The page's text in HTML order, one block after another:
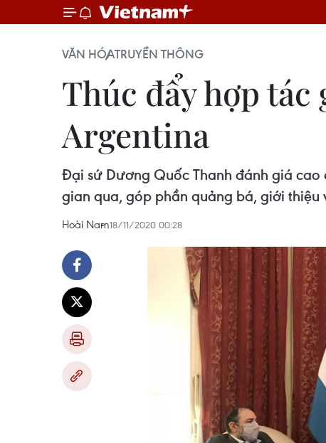
VĂN HÓATRUYỀN THÔNG
Thúc đẩy hợp
Argentina
Đại sứ Dương Quốc Thanh đánh giá
gian qua, góp phần quảng bá, giới
Hoài Nam18/11/2020 00:28